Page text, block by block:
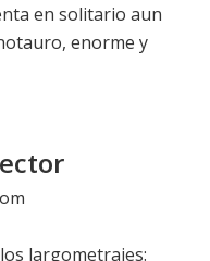
en solitario aun
enorme y
largometrajes: